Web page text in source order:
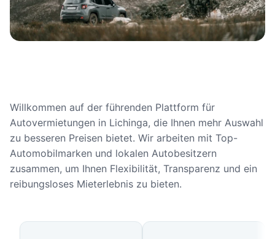
Willkommen auf der führenden Plattform für
Autovermietungen in Lichinga, die Ihnen mehr Auswahl
zu besseren Preisen bietet. Wir arbeiten mit Top-
Automobilmarken und lokalen Autobesitzern
zusammen, um Ihnen Flexibilität, Transparenz und ein
reibungsloses Mieterlebnis zu bieten.
Verfügbare Fahrzeugtypen in